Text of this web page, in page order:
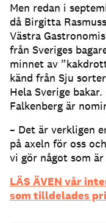
Men redan i
då Birgitta
Västra
från Sveriges
minnet av
känd från Sju
Hela Sverige
Falkenberg är
– Det är verkligen
på axeln för oss
vi gör något som
LÄS ÄVEN vår
som tilldelades